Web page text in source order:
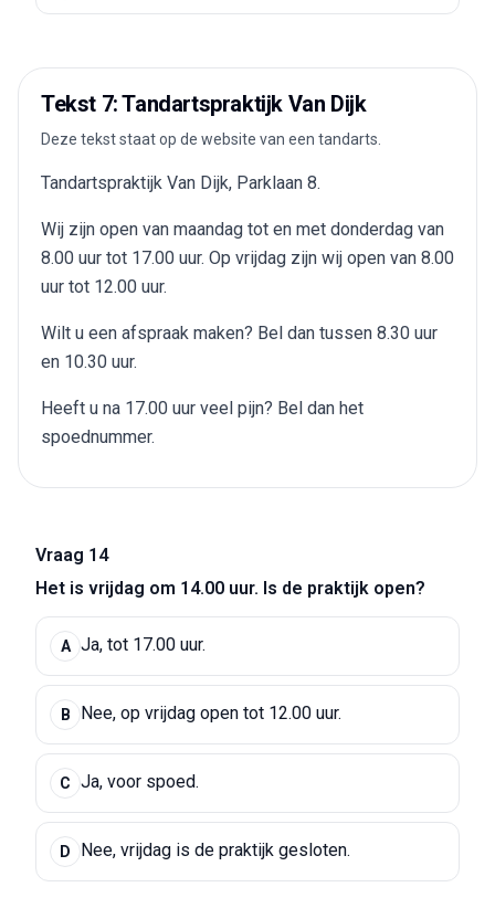
Tekst 7: Tandartspraktijk Van Dijk
Deze tekst staat op de website van een tandarts.
Tandartspraktijk Van Dijk, Parklaan 8.
Wij zijn open van maandag tot en met donderdag van
8.00 uur tot 17.00 uur. Op vrijdag zijn wij open van 8.00
uur tot 12.00 uur.
Wilt u een afspraak maken? Bel dan tussen 8.30 uur
en 10.30 uur.
Heeft u na 17.00 uur veel pijn? Bel dan het
spoednummer.
Vraag 14
Het is vrijdag om 14.00 uur. Is de praktijk open?
A Ja, tot 17.00 uur.
B Nee, op vrijdag open tot 12.00 uur.
C Ja, voor spoed.
D Nee, vrijdag is de praktijk gesloten.